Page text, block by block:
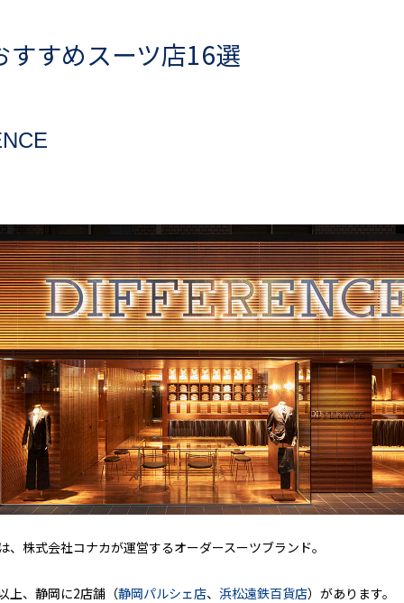
すすめスーツ店16選
、株式会社コナカが運営するオーダースーツブランド。
上、静岡に2店舗（静岡パルシェ店、浜松遠鉄百貨店）があります。